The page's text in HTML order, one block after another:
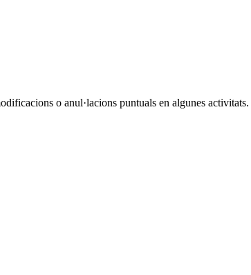
o anul·lacions puntuals en algunes